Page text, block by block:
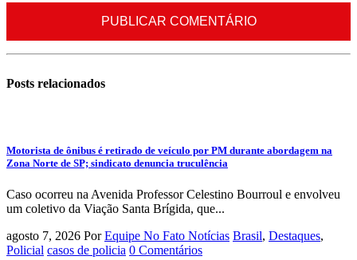
Posts relacionados
Motorista de ônibus é retirado de veículo por PM durante abordagem na
Zona Norte de SP; sindicato denuncia truculência
Caso ocorreu na Avenida Professor Celestino Bourroul e envolveu
um coletivo da Viação Santa Brígida, que...
agosto 7, 2026 Por Equipe No Fato Notícias Brasil, Destaques,
Policial casos de policia 0 Comentários